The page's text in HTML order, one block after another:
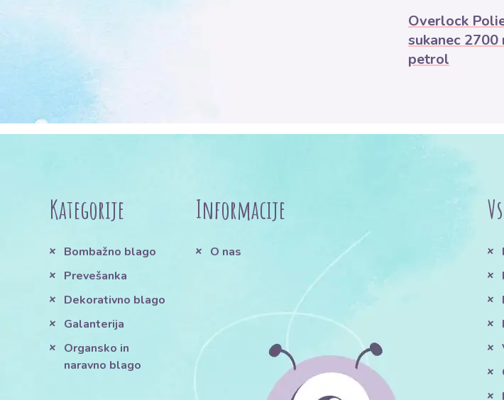
Overlock
sukanec 2700
petrol
Kategorije
Bombažno blago
Prevešanka
Dekorativno blago
Galanterija
Organsko in
naravno blago
Informacije
O nas